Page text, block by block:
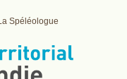
La Spéléologue